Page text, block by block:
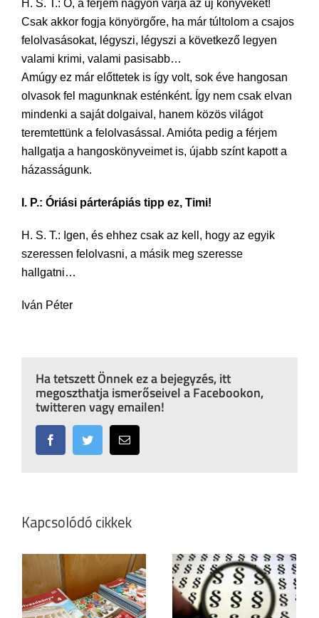
H. S. T.: Ó, a férjem nagyon várja az új könyveket!
Csak akkor fogja könyörgőre, ha már túltolom a csajos
felolvasásokat, légyszi, légyszi a következő legyen
valami krimi, valami pasisabb…
Amúgy ez már előttetek is így volt, sok éve hangosan
olvasok fel magunknak esténként. Így nem csak elvan
mindenki a saját dolgaival, hanem közös világot
teremtettünk a felolvasással. Amióta pedig a férjem
hallgatja a hangoskönyveimet is, újabb színt kapott a
házasságunk.
I. P.: Óriási párterápiás tipp ez, Timi!
H. S. T.: Igen, és ehhez csak az kell, hogy az egyik
szeressen felolvasni, a másik meg szeresse
hallgatni…
Iván Péter
Ha tetszett Önnek ez a bejegyzés, itt
megoszthatja ismerőseivel a Facebookon,
twitteren vagy emailen!
FacebookTwitter Email:
Kapcsolódó cikkek